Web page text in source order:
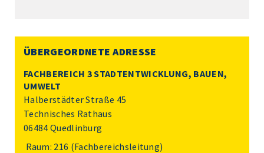
ÜBERGEORDNETE ADRESSE
FACHBEREICH 3 STADTENTWICKLUNG, BAUEN,
UMWELT
Halberstädter Straße 45
Technisches Rathaus
06484 Quedlinburg
Raum: 216 (Fachbereichsleitung)